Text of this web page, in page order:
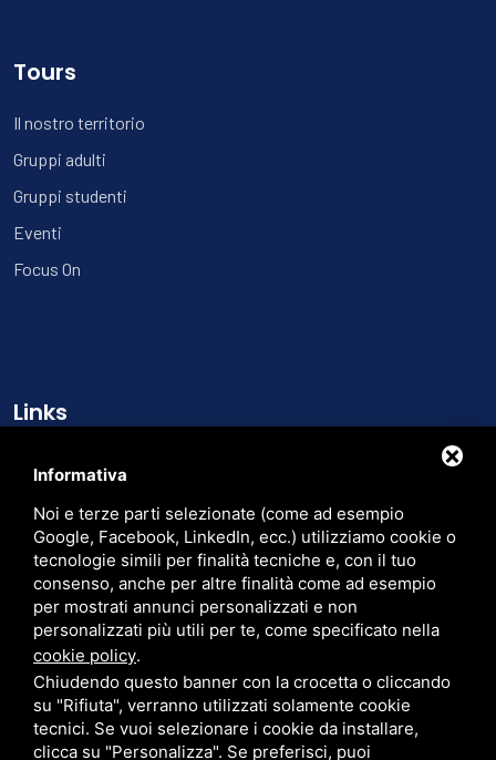
Tours
Il nostro territorio
Gruppi adulti
Gruppi studenti
Eventi
Focus On
Links
Chi siamo
Contatti
Trasparenza
Cerca nel sito
PER FATTURAZIONE ELETTRONICA: CODICE SDI: M5UXCR1 - P.IVA:
00905380382 - CF. 01527590234 - EMAIL PEC:LARUSSRL@PEC.PAVIPEC.COM
Informativa
Noi e terze parti selezionate (come ad esempio
Google, Facebook, LinkedIn, ecc.) utilizziamo cookie o
tecnologie simili per finalità tecniche e, con il tuo
consenso, anche per altre finalità come ad esempio
per mostrati annunci personalizzati e non
personalizzati più utili per te, come specificato nella
cookie policy.
Chiudendo questo banner con la crocetta o cliccando
su "Rifiuta", verranno utilizzati solamente cookie
tecnici. Se vuoi selezionare i cookie da installare,
clicca su "Personalizza". Se preferisci, puoi